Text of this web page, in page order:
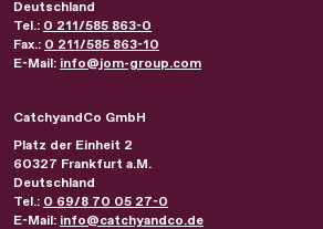
Deutschland
Tel.: 0 211/585 863-0
Fax.: 0 211/585 863-10
E-Mail: info@jom-group.com
CatchyandCo GmbH
Platz der Einheit 2
60327 Frankfurt a.M.
Deutschland
Tel.: 0 69/8 70 05 27-0
E-Mail: info@catchyandco.de